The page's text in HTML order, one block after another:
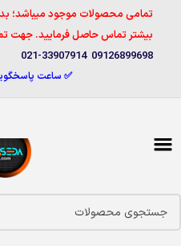
تمامی محصولات موجود میباشد؛
بیشتر تماس حاصل فرمایید. جهت
09126899698 33907914-021
✅ ساعت پاسخگویی از 9 تا 19